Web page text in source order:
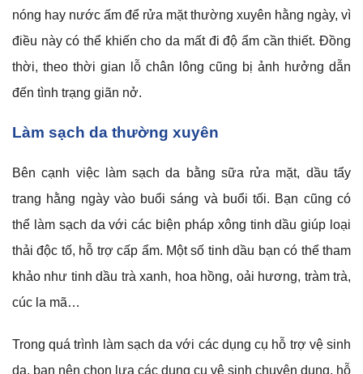
nóng hay nước ấm để rửa mặt thường xuyên hằng ngày, vì
điều này có thể khiến cho da mất đi độ ẩm cần thiết. Đồng
thời, theo thời gian lỗ chân lông cũng bị ảnh hưởng dẫn
đến tình trạng giãn nở.
Làm sạch da thường xuyên
Bên cạnh việc làm sạch da bằng sữa rửa mặt, dầu tẩy
trang hằng ngày vào buổi sáng và buổi tối. Bạn cũng có
thể làm sạch da với các biện pháp xông tinh dầu giúp loại
thải độc tố, hỗ trợ cấp ẩm. Một số tinh dầu bạn có thể tham
khảo như tinh dầu trà xanh, hoa hồng, oải hương, tràm trà,
cúc la mã…
Trong quá trình làm sạch da với các dụng cụ hỗ trợ vệ sinh
da, bạn nên chọn lựa các dụng cụ vệ sinh chuyên dụng, hỗ